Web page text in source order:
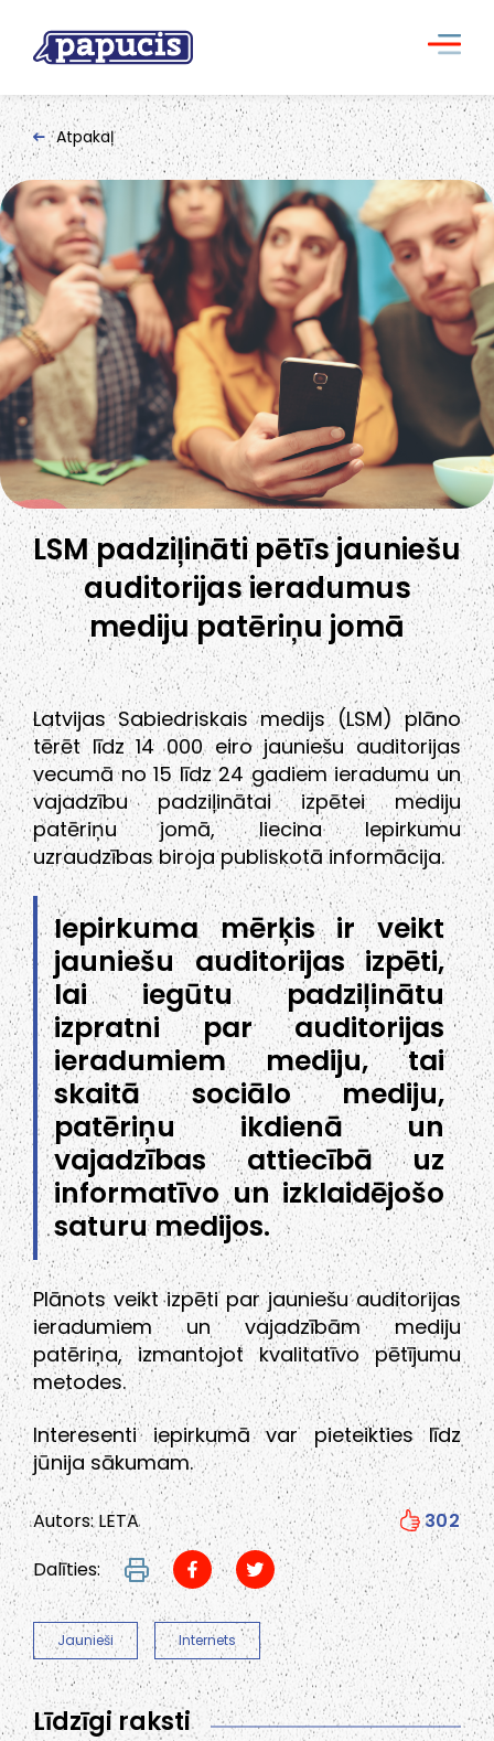
Atpakaļ
LSM padziļināti pētīs jauniešu
auditorijas ieradumus
mediju patēriņu jomā
Latvijas Sabiedriskais medijs (LSM) plāno
tērēt līdz 14 000 eiro jauniešu auditorijas
vecumā no 15 līdz 24 gadiem ieradumu un
vajadzību padziļinātai izpētei mediju
patēriņu jomā, liecina Iepirkumu
uzraudzības biroja publiskotā informācija.
Iepirkuma mērķis ir veikt
jauniešu auditorijas izpēti,
lai iegūtu padziļinātu
izpratni par auditorijas
ieradumiem mediju, tai
skaitā sociālo mediju,
patēriņu ikdienā un
vajadzības attiecībā uz
informatīvo un izklaidējošo
saturu medijos.
Plānots veikt izpēti par jauniešu auditorijas
ieradumiem un vajadzībām mediju
patēriņa, izmantojot kvalitatīvo pētījumu
metodes.
Interesenti iepirkumā var pieteikties līdz
jūnija sākumam.
Autors: LETA
302
Dalīties:
Jaunieši Internets
Līdzīgi raksti